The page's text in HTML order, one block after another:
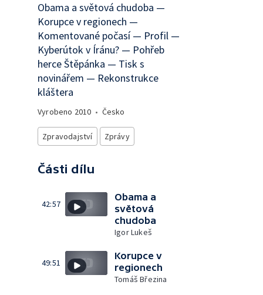
Obama a světová chudoba —
Korupce v regionech —
Komentované počasí — Profil —
Kyberútok v Íránu? — Pohřeb
herce Štěpánka — Tisk s
novinářem — Rekonstrukce
kláštera
Vyrobeno 2010 • Česko
Zpravodajství Zprávy
Části dílu
42:57
Obama a
světová
chudoba
Igor Lukeš
49:51
Korupce v
regionech
Tomáš Březina